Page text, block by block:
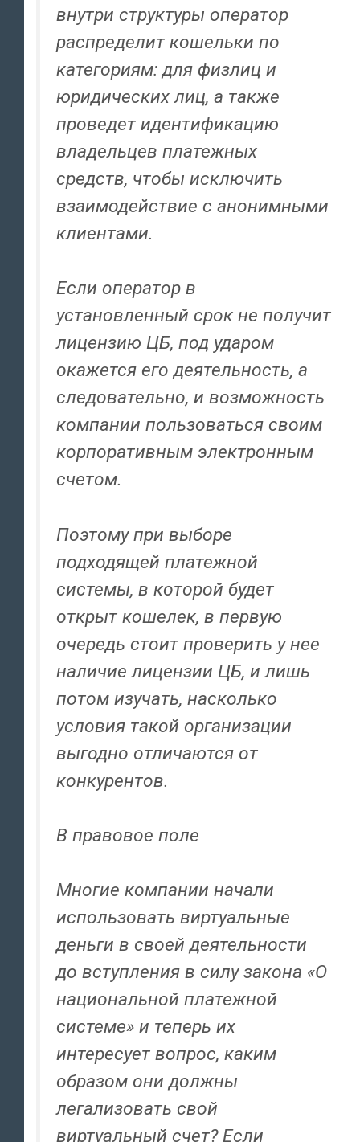
внутри структуры оператор
распределит кошельки по
категориям: для физлиц и
юридических лиц, а также
проведет идентификацию
владельцев платежных
средств, чтобы исключить
взаимодействие с анонимными
клиентами.
Если оператор в
установленный срок не получит
лицензию ЦБ, под ударом
окажется его деятельность, а
следовательно, и возможность
компании пользоваться своим
корпоративным электронным
счетом.
Поэтому при выборе
подходящей платежной
системы, в которой будет
открыт кошелек, в первую
очередь стоит проверить у нее
наличие лицензии ЦБ, и лишь
потом изучать, насколько
условия такой организации
выгодно отличаются от
конкурентов.
В правовое поле
Многие компании начали
использовать виртуальные
деньги в своей деятельности
до вступления в силу закона «О
национальной платежной
системе» и теперь их
интересует вопрос, каким
образом они должны
легализовать свой
виртуальный счет? Если